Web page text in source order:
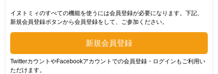
イヌトミィのすべての機能を使うには会員登録が必要になります。下記、
新規会員登録ボタンから会員登録をして、ご参加ください。
TwitterカウントやFacebookアカウントでの会員登録・ログインもご利用い
ただけます。